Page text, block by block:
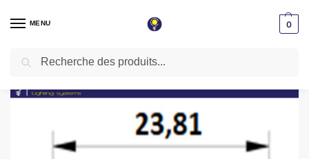
MENU 0
Accueil / Éclairage magnétique / Profilé encastrable aluminium noir 3 mètres pxg-115cb-bk